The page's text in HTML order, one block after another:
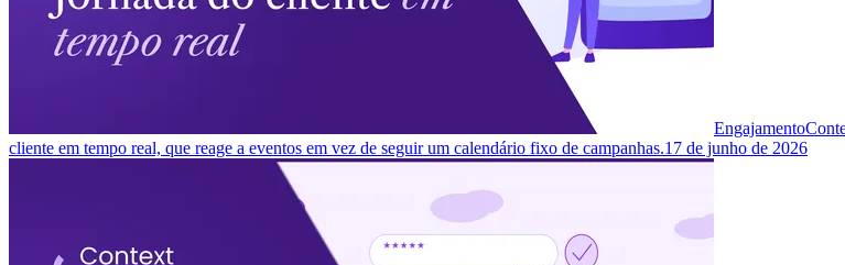
Engajamento
cliente em tempo real, que reage a eventos em vez de seguir um calendário fixo de campanhas.17 de junho de 2026